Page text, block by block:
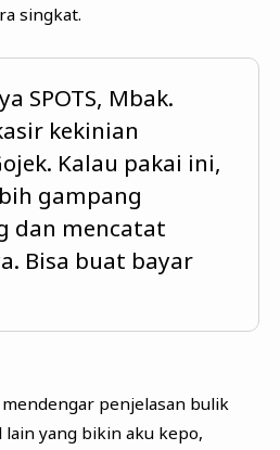
singkat.
SPOTS, Mbak.
kekinian
Kalau pakai ini,
gampang
dan mencatat
Bisa buat bayar
penjelasan bulik
yang bikin aku kepo,